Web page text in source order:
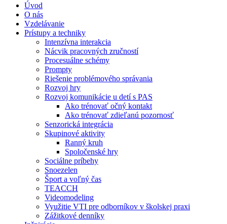
Úvod
O nás
Vzdelávanie
Prístupy a techniky
Intenzívna interakcia
Nácvik pracovných zručností
Procesuálne schémy
Prompty
Riešenie problémového správania
Rozvoj hry
Rozvoj komunikácie u detí s PAS
Ako trénovať očný kontakt
Ako trénovať zdieľanú pozornosť
Senzorická integrácia
Skupinové aktivity
Ranný kruh
Spoločenské hry
Sociálne príbehy
Snoezelen
Šport a voľný čas
TEACCH
Videomodeling
Využitie VTI pre odborníkov v školskej praxi
Zážitkové denníky